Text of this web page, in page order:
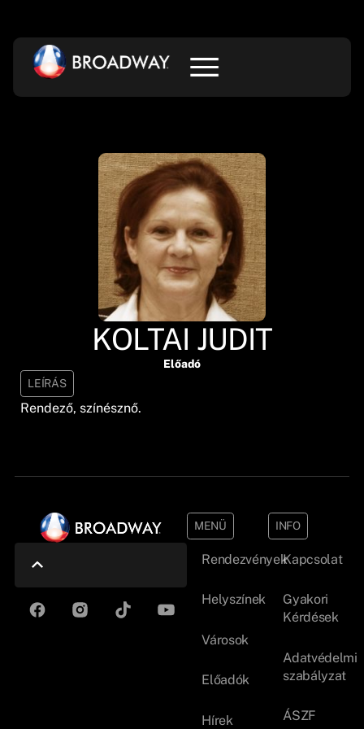
KOLTAI JUDIT
Előadó
LEÍRÁS
Rendező, színésznő.
MENÜ
Rendezvények
Helyszínek
Városok
Előadók
Hírek
INFO
Kapcsolat
Gyakori
Kérdések
Adatvédelmi
szabályzat
ÁSZF